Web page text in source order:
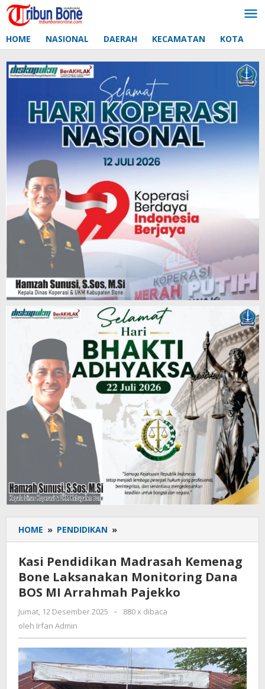
Lewati
ke
HOME NASIONAL DAERAH KECAMATAN KOTA
HOME » PENDIDIKAN »
Pendidikan
Madrasah
Kemenag
Bone
Laksanakan
Dana
MI
Arrahmah
Pajekko
Kasi Pendidikan Madrasah Kemenag
Bone Laksanakan Monitoring Dana
BOS MI Arrahmah Pajekko
Jumat, 12 Desember 2025
oleh
-
880 x dibaca
oleh Irfan Admin